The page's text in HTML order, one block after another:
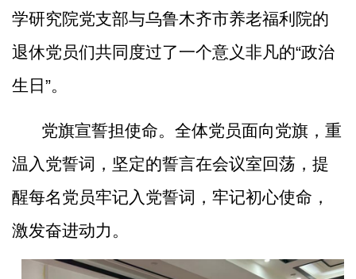
学研究院党支部与乌鲁木齐市养老福利院的
退休党员们共同度过了一个意义非凡的“政治
生日”。
党旗宣誓担使命。全体党员面向党旗，重
温入党誓词，坚定的誓言在会议室回荡，提
醒每名党员牢记入党誓词，牢记初心使命，
激发奋进动力。